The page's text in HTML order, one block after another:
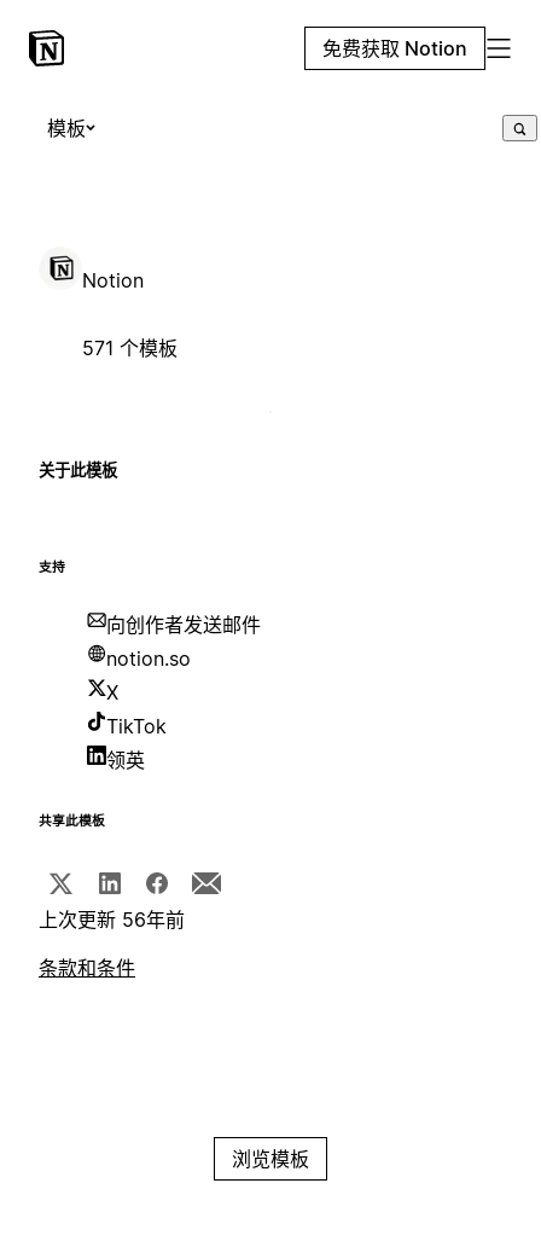
免费获取 Notion
模板
Notion
571 个模板
关于此模板
支持
向创作者发送邮件
notion.so
X
TikTok
领英
共享此模板
上次更新 56年前
条款和条件
浏览模板